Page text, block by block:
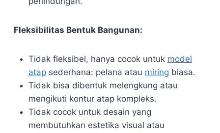
Fleksibilitas Bentuk Bangunan:
Tidak fleksibel, hanya cocok untuk model
atap sederhana: pelana atau miring biasa.
Tidak bisa dibentuk melengkung atau
mengikuti kontur atap kompleks.
Tidak cocok untuk desain yang
membutuhkan estetika visual atau